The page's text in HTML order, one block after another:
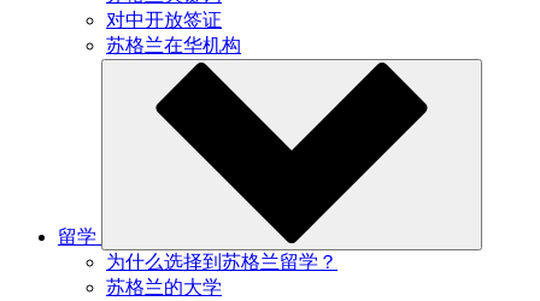
对中开放签证
苏格兰在华机构
留学
为什么选择到苏格兰留学？
苏格兰的大学